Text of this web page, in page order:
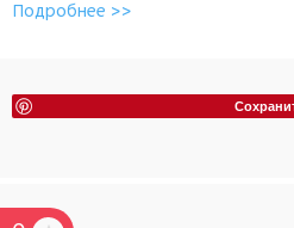
Подробнее >>